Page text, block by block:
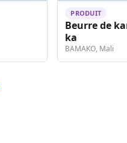
PRODUIT
Beurre de
ka
BAMAKO, Mali